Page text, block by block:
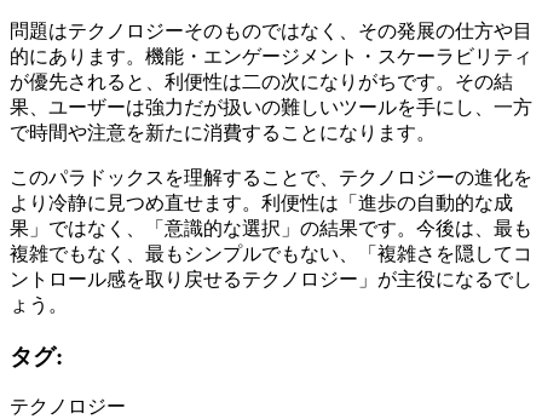
問題はテクノロジーそのものではなく、その発展の仕方や目
的にあります。機能・エンゲージメント・スケーラビリティ
が優先されると、利便性は二の次になりがちです。その結
果、ユーザーは強力だが扱いの難しいツールを手にし、一方
で時間や注意を新たに消費することになります。
このパラドックスを理解することで、テクノロジーの進化を
より冷静に見つめ直せます。利便性は「進歩の自動的な成
果」ではなく、「意識的な選択」の結果です。今後は、最も
複雑でもなく、最もシンプルでもない、「複雑さを隠してコ
ントロール感を取り戻せるテクノロジー」が主役になるでし
ょう。
タグ:
テクノロジー